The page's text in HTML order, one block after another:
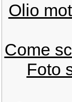
Olio
Come
Foto